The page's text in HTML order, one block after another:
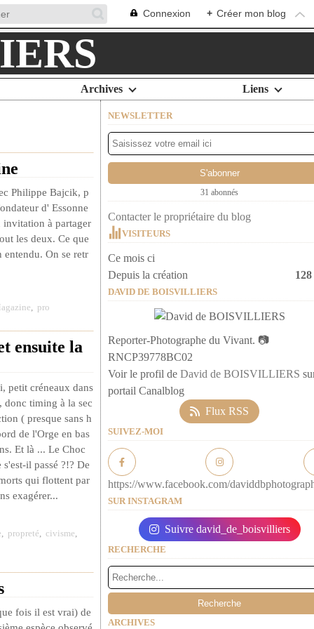
Connexion + Créer mon blog
Archives Liens
Philippe Bajcik, p
d' Essonne
invitation à partager
les deux. Ce que
entendu. On se retr
, pro
ensuite la
petit créneaux dans
donc timing à la sec
( presque sans h
de l'Orge en bas
Et là ... Le Choc
s'est-il passé ?!? De
qui flottent par
exagérer...
, propreté, civisme,
fois il est vrai) de
NEWSLETTER
31 abonnés
Contacter le propriétaire du blog
VISITEURS
Ce mois ci
Depuis la création
DAVID DE BOISVILLIERS
Reporter-Photographe du Vivant. 📷
RNCP39778BC02
Voir le profil de David de BOISVILLIERS
portail Canalblog
Flux RSS
SUIVEZ-MOI
https://www.facebook.com/
SUR INSTAGRAM
Suivre david_de_boisvilliers
RECHERCHE
ARCHIVES